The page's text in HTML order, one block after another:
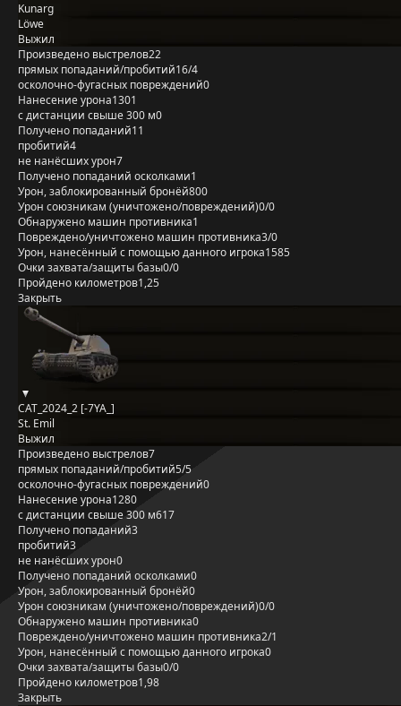
Kunarg
Löwe
Выжил
Произведено выстрелов22
прямых попаданий/пробитий16/4
осколочно-фугасных повреждений0
Нанесение урона1301
с дистанции свыше 300 м0
Получено попаданий11
пробитий4
не нанёсших урон7
Получено попаданий осколками1
Урон, заблокированный бронёй800
Урон союзникам (уничтожено/повреждений)0/0
Обнаружено машин противника1
Повреждено/уничтожено машин противника3/0
Урон, нанесённый с помощью данного игрока1585
Очки захвата/защиты базы0/0
Пройдено километров1,25
Закрыть
CAT_2024_2 [-7YA_]
St. Emil
Выжил
Произведено выстрелов7
прямых попаданий/пробитий5/5
осколочно-фугасных повреждений0
Нанесение урона1280
с дистанции свыше 300 м617
Получено попаданий3
пробитий3
не нанёсших урон0
Получено попаданий осколками0
Урон, заблокированный бронёй0
Урон союзникам (уничтожено/повреждений)0/0
Обнаружено машин противника0
Повреждено/уничтожено машин противника2/1
Урон, нанесённый с помощью данного игрока0
Очки захвата/защиты базы0/0
Пройдено километров1,98
Закрыть